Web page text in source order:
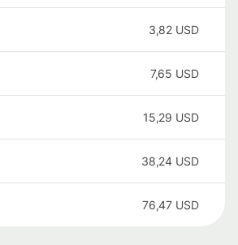
3,82 USD
7,65 USD
15,29 USD
38,24 USD
76,47 USD